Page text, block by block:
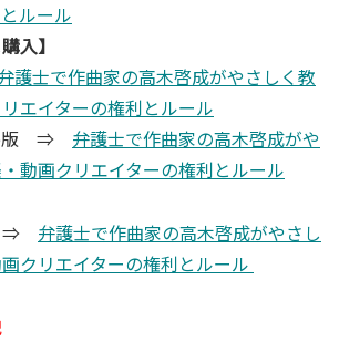
ルール
入】
護士で作曲家の高木啓成がやさしく教
エイターの権利とルール
版 ⇒ 弁護士で作曲家の高木啓成がや
動画クリエイターの権利とルール
⇒ 弁護士で作曲家の高木啓成がやさし
クリエイターの権利とルール